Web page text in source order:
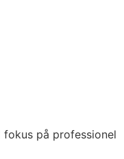
fokus på professionel